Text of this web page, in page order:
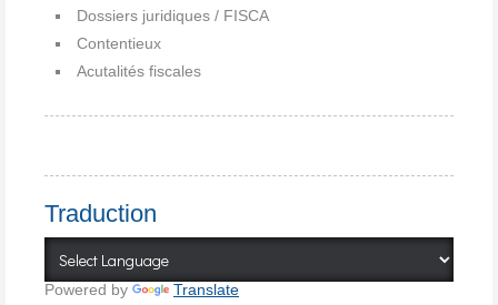
Dossiers juridiques / FISCA
Contentieux
Acutalités fiscales
Traduction
Powered by Translate